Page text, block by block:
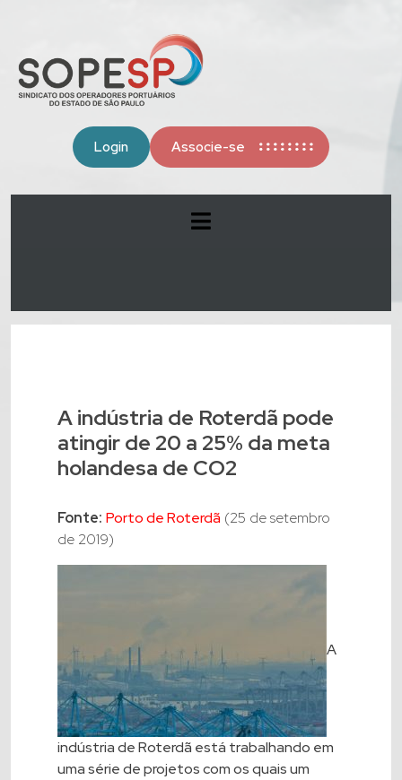
Login Associe-se
A indústria de Roterdã pode
atingir de 20 a 25% da meta
holandesa de CO2
Fonte: Porto de Roterdã (25 de setembro
de 2019)
A
indústria de Roterdã está trabalhando em
uma série de projetos com os quais um